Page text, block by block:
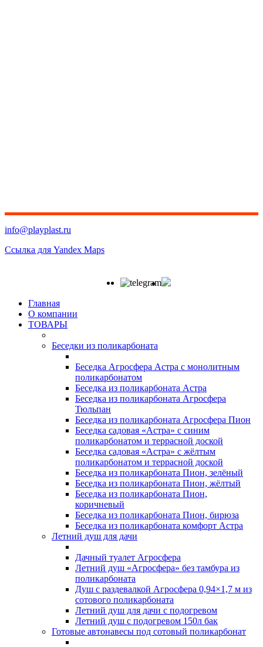
info@playplast.ru
Ссылка для Yandex Maps
Главная
О компании
ТОВАРЫ
Беседки из поликарбоната
Беседка Агросфера Астра с монолитным
поликарбонатом
Беседка из поликарбоната Астра
Беседка из поликарбоната Агросфера
Тюльпан
Беседка из поликарбоната Агросфера Пион
Беседка садовая «Астра» с синим
поликарбонатом и террасной доской
Беседка садовая «Астра» с жёлтым
поликарбонатом и террасной доской
Беседка из поликарбоната Пион, зелёный
Беседка из поликарбоната Пион, жёлтый
Беседка из поликарбоната Пион,
коричневый
Беседка из поликарбоната Пион, бирюза
Беседка из поликарбоната комфорт Астра
Летний душ для дачи
Дачный туалет Агросфера
Летний душ «Агросфера» без тамбура из
поликарбоната
Душ с раздевалкой Агросфера 0,94×1,7 м из
сотового поликарбоната
Летний душ для дачи с подогревом
Летний душ с подогревом 150л бак
Готовые автонавесы под сотовый поликарбонат